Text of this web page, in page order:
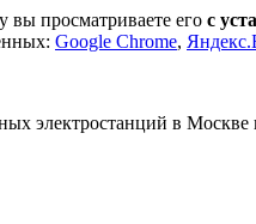
вы просматриваете его с
Google Chrome,
электростанций в